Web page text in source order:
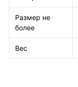
Размер не
более
Вес